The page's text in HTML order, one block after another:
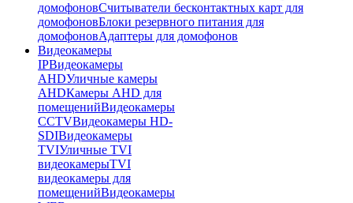
домофоновСчитыватели бесконтактных карт для
домофоновБлоки резервного питания для
домофоновАдаптеры для домофонов
Видеокамеры
IPВидеокамеры
AHDУличные камеры
AHDКамеры AHD для
помещенийВидеокамеры
CCTVВидеокамеры HD-
SDIВидеокамеры
TVIУличные TVI
видеокамерыTVI
видеокамеры для
помещенийВидеокамеры